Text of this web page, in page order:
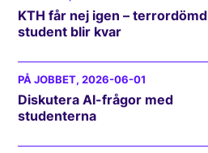
KTH får nej igen – terrordömd
student blir kvar
PÅ JOBBET, 2026-06-01
Diskutera AI-frågor med
studenterna